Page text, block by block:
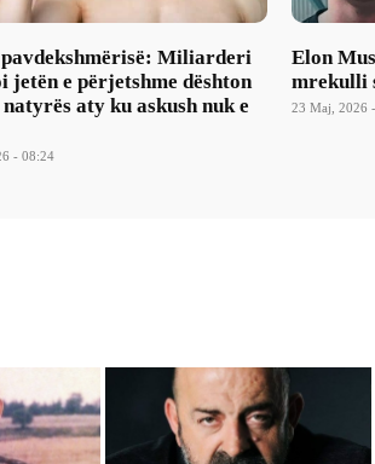
Miliarderi
jetën e përjetshme dështon
aty ku askush nuk e
- 08:24
Elon
mrekulli
23 Maj, 2026